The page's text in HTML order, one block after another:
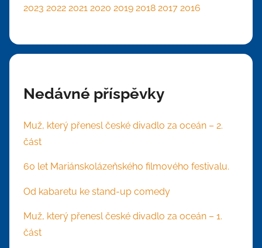
2023 2022 2021 2020 2019 2018 2017 2016
Nedávné příspěvky
Muž, který přenesl české divadlo za oceán – 2.
část
60 let Mariánskolázeňského filmového festivalu.
Od kabaretu ke stand-up comedy
Muž, který přenesl české divadlo za oceán – 1.
část